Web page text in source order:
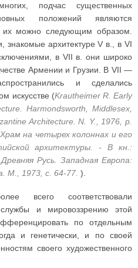
подчас существенных
положений являются
можно следующим образом.
знакомые архитектуре V в., в VI
в VII в. они широко
Армении и Грузии. В VII —
и сделались
искусстве (Krautheimer R. Early
Harmondsworth, Middlesex,
Architecture. N. Y., 1976, p.
на четырех колоннах и его
архитектуры. - В кн.:
Русь. Западная Европа:
М., 1973, с. 64-77. ).
всего соответствовали
службы и мировоззрению этой
по отдельным
и генетически, и по своей
своего художественного